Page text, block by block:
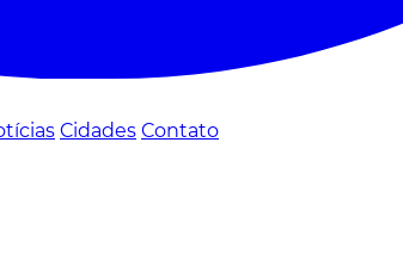
Cidades Contato